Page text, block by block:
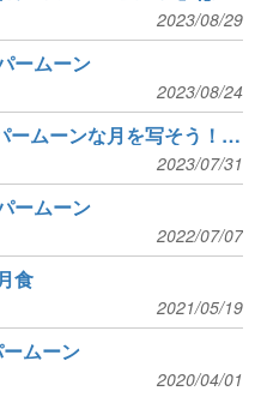
2023/08/29
ームーン
2023/08/24
ブルームーンでスーパームーンな月を写そう！オンライン講座開催
2023/07/31
ームーン
2022/07/07
食
2021/05/19
ムーン
2020/04/01